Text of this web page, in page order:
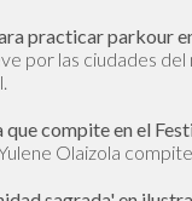
practicar parkour
por las ciudades
que compite en el
Olaizola